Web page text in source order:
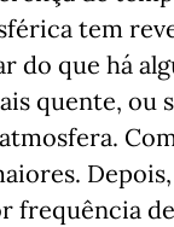
tem
do que há
quente, ou
frequência